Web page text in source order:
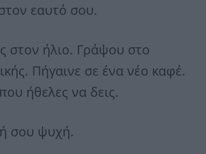
εαυτό σου.
στον ήλιο. Γράψου στο
Πήγαινε σε ένα νέο καφέ.
ήθελες να δεις.
σου ψυχή.